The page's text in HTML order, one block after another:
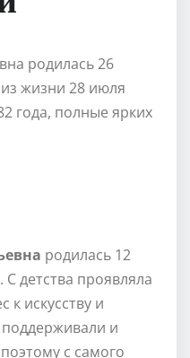
родилась 26
жизни 28 июля
года, полные ярких
родилась 12
детства проявляла
искусству и
поддерживали и
с самого